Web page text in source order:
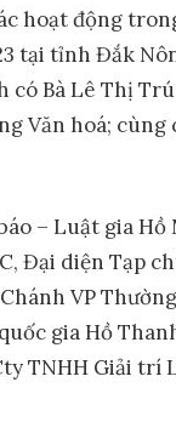
hoạt động
tại tỉnh Đắk
có Bà Lê Thị
Văn hoá; cùng
– Luật gia
Đại diện Tạp
VP
gia Hồ
TNHH Giải trí